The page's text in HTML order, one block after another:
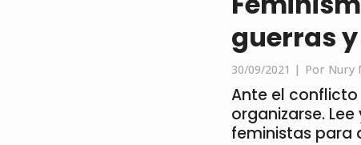
guerras
30/09/2021 | Por Nury
Ante el
organizarse.
feministas para